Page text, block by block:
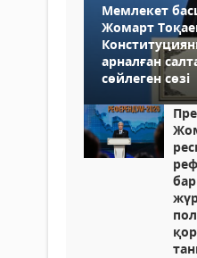
Мемлекет
Жомарт
арналған
сөйлеген сөзі